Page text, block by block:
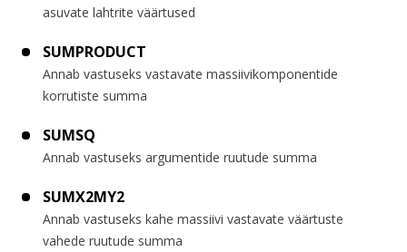
asuvate lahtrite väärtused
SUMPRODUCT
Annab vastuseks vastavate massiivikomponentide
korrutiste summa
SUMSQ
Annab vastuseks argumentide ruutude summa
SUMX2MY2
Annab vastuseks kahe massiivi vastavate väärtuste
vahede ruutude summa